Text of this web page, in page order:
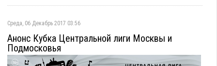
Среда, 06 Декабрь 2017 03:56
Анонс Кубка Центральной лиги Москвы и
Подмосковья